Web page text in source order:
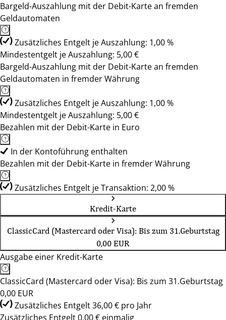
Bargeld-Auszahlung mit der Debit-Karte an fremden
Geldautomaten
Zusätzliches Entgelt je Auszahlung: 1,00 %
Mindestentgelt je Auszahlung: 5,00 €
Bargeld-Auszahlung mit der Debit-Karte an fremden
Geldautomaten in fremder Währung
Zusätzliches Entgelt je Auszahlung: 1,00 %
Mindestentgelt je Auszahlung: 5,00 €
Bezahlen mit der Debit-Karte in Euro
In der Kontoführung enthalten
Bezahlen mit der Debit-Karte in fremder Währung
Zusätzliches Entgelt je Transaktion: 2,00 %
Kredit-Karte
ClassicCard (Mastercard oder Visa): Bis zum 31.Geburtstag
0,00 EUR
Ausgabe einer Kredit-Karte
ClassicCard (Mastercard oder Visa): Bis zum 31.Geburtstag
0,00 EUR
Zusätzliches Entgelt 36,00 € pro Jahr
Zusätzliches Entgelt 0,00 € einmalig